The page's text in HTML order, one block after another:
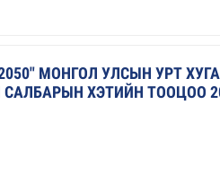
МОНГОЛ УЛСЫН УРТ
ХЭТИЙН ТООЦОО